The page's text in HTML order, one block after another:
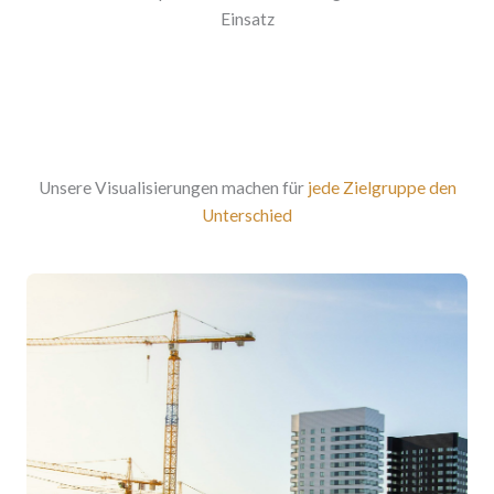
Einsatz
Unsere Visualisierungen machen für jede Zielgruppe den
Unterschied